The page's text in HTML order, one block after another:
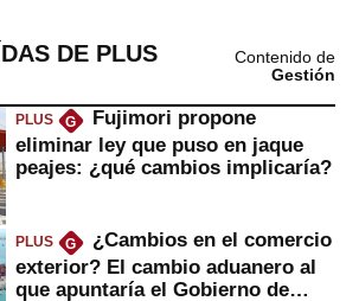
DE PLUS
Contenido de
Gestión
PLUS G
Fujimori propone
eliminar ley que puso en jaque
peajes: ¿qué cambios implicaría?
PLUS G
¿Cambios en el comercio
exterior? El cambio aduanero al
que apuntaría el Gobierno de